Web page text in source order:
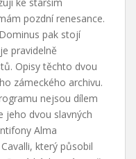
pozdní renesance.
pak stojí
pravidelně
Opisy těchto dvou
zámeckého archivu.
nejsou dílem
jeho dvou slavných
Alma
který působil